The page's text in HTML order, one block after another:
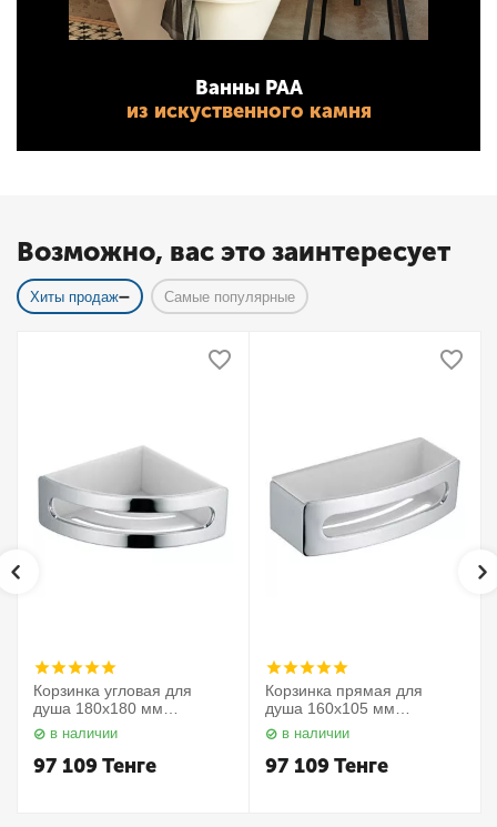
Ванны PAA
из искуственного камня
Возможно, вас это заинтересует
Хиты продаж Самые популярные
Корзинка угловая для
душа 180х180 мм
Elegance 11657010000
Keuco
в наличии
97 109Тенге
Корзинка прямая для
душа 160х105 мм
Elegance 11658010000
Keuco
в наличии
97 109Тенге